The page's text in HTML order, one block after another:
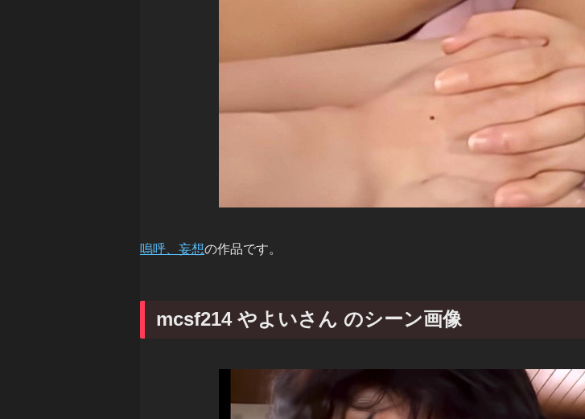
嗚呼、妄想の作品です。
mcsf214 やよいさん のシーン画像